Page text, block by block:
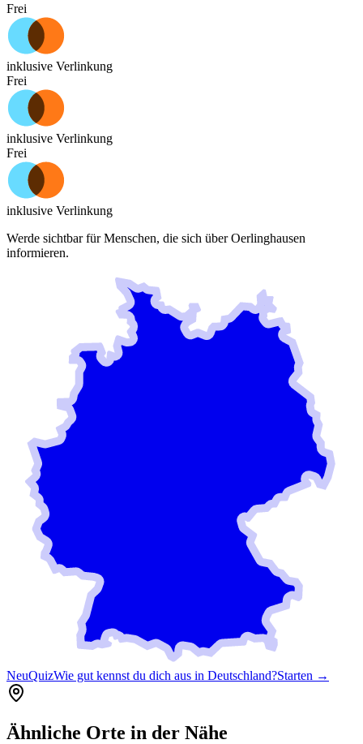
Frei
inklusive Verlinkung
Frei
inklusive Verlinkung
Frei
inklusive Verlinkung
Werde sichtbar für Menschen, die sich überOerlinghausen
informieren.
NeuQuizWie gut kennst du dich aus in Deutschland?Starten →
Ähnliche Orte in der Nähe